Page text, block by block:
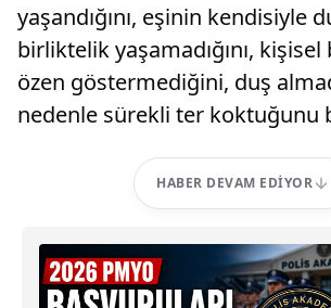
yaşandığını, eşinin kendisiyle
birliktelik yaşamadığını, kişisel
özen göstermediğini, duş
nedenle sürekli ter koktuğunu
HABER DEVAM EDIYOR